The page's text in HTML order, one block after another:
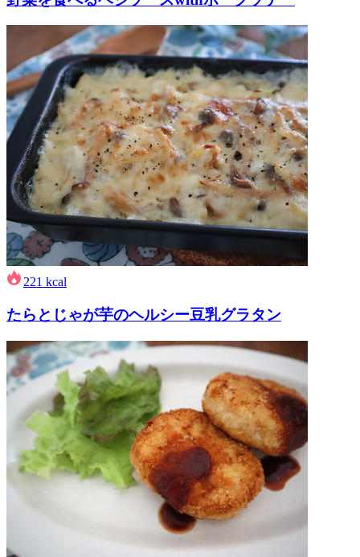
221 kcal
たらとじゃが芋のヘルシー豆乳グラタン